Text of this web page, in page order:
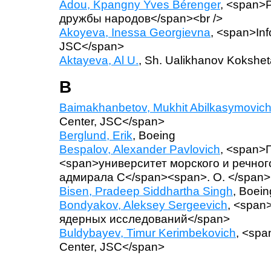
Adou, Kpangny Yves Bérenger,
дружбы народов</span><br />
Akoyeva, Inessa Georgievna,
JSC</span>
Aktayeva, Al U., Sh. Ualikhanov
B
Baimakhanbetov, Mukhit Abilkasymovich
Center, JSC</span>
Berglund, Erik, Boeing
Bespalov, Alexander Pavlovich,
<span>университет морского и
адмирала С</span><span>. О. </
Bisen, Pradeep Siddhartha Singh,
Bondyakov, Aleksey Sergeevich,
ядерных исследований</span>
Buldybayev, Timur Kerimbekovich,
Center, JSC</span>